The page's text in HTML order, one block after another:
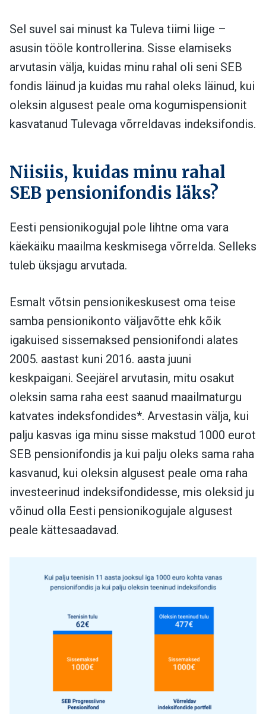
Sel suvel sai minust ka Tuleva tiimi liige –
asusin tööle kontrollerina. Sisse elamiseks
arvutasin välja, kuidas minu rahal oli seni SEB
fondis läinud ja kuidas mu rahal oleks läinud, kui
oleksin algusest peale oma kogumispensionit
kasvatanud Tulevaga võrreldavas indeksifondis.
Niisiis, kuidas minu rahal
SEB pensionifondis läks?
Eesti pensionikogujal pole lihtne oma vara
käekäiku maailma keskmisega võrrelda. Selleks
tuleb üksjagu arvutada.
Esmalt võtsin pensionikeskusest oma teise
samba pensionikonto väljavõtte ehk kõik
igakuised sissemaksed pensionifondi alates
2005. aastast kuni 2016. aasta juuni
keskpaigani. Seejärel arvutasin, mitu osakut
oleksin sama raha eest saanud maailmaturgu
katvates indeksfondides*. Arvestasin välja, kui
palju kasvas iga minu sisse makstud 1000 eurot
SEB pensionifondis ja kui palju oleks sama raha
kasvanud, kui oleksin algusest peale oma raha
investeerinud indeksifondidesse, mis oleksid ju
võinud olla Eesti pensionikogujale algusest
peale kättesaadavad.